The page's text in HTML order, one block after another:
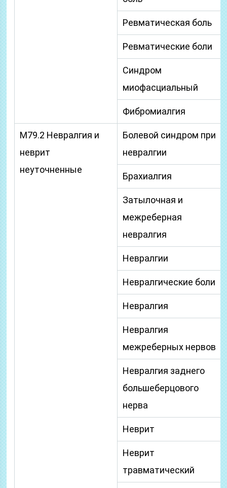
Ревматическая боль
Ревматические боли
Синдром
миофасциальный
Фибромиалгия
M79.2 Невралгия и
неврит
неуточненные
Болевой синдром при
невралгии
Брахиалгия
Затылочная и
межреберная
невралгия
Невралгии
Невралгические боли
Невралгия
Невралгия
межреберных нервов
Невралгия заднего
большеберцового
нерва
Неврит
Неврит
травматический